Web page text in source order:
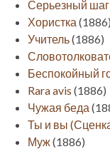
Серьезный шаг
Хористка (1886)
Учитель(1886)
Беспокойный
Rara avis (1886)
Чужая беда
Ты и вы
Муж(1886)